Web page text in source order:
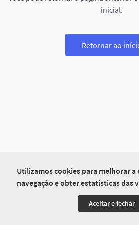
Utilizamos cookies para melhorar a
navegação e obter estatísticas das
Aceitar e fechar
inicial.
Retornar ao